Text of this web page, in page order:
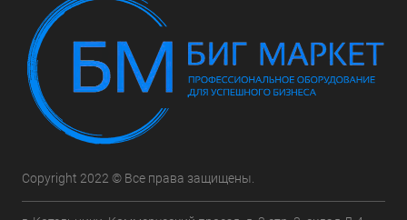
Copyright 2022 © Все права защищены.